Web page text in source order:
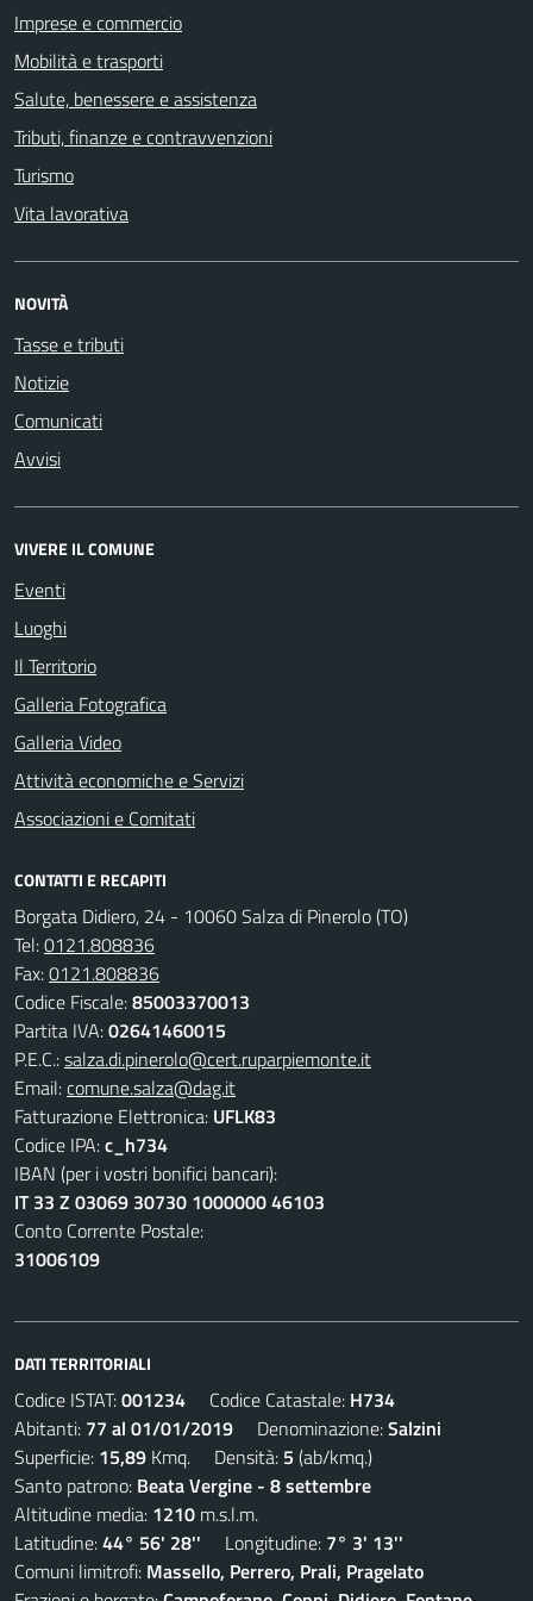
Imprese e commercio
Mobilità e trasporti
Salute, benessere e assistenza
Tributi, finanze e contravvenzioni
Turismo
Vita lavorativa
NOVITÀ
Tasse e tributi
Notizie
Comunicati
Avvisi
VIVERE IL COMUNE
Eventi
Luoghi
Il Territorio
Galleria Fotografica
Galleria Video
Attività economiche e Servizi
Associazioni e Comitati
CONTATTI E RECAPITI
Borgata Didiero, 24 - 10060 Salza di Pinerolo (TO)
Tel:0121.808836
Fax:0121.808836
Codice Fiscale:85003370013
Partita IVA:02641460015
P.E.C.:salza.di.pinerolo@cert.ruparpiemonte.it
Email:comune.salza@dag.it
Fatturazione Elettronica: UFLK83
Codice IPA:c_h734
IBAN (per i vostri bonifici bancari):
IT 33 Z 03069 30730 1000000 46103
Conto Corrente Postale:
31006109
DATI TERRITORIALI
Codice ISTAT:001234 Codice Catastale: H734
Abitanti: 77 al 01/01/2019 Denominazione:Salzini
Superficie: 15,89 Kmq. Densità: 5 (ab/kmq.)
Santo patrono: Beata Vergine - 8 settembre
Altitudine media: 1210 m.s.l.m.
Latitudine:44° 56' 28'' Longitudine: 7° 3' 13''
Comuni limitrofi: Massello, Perrero, Prali, Pragelato